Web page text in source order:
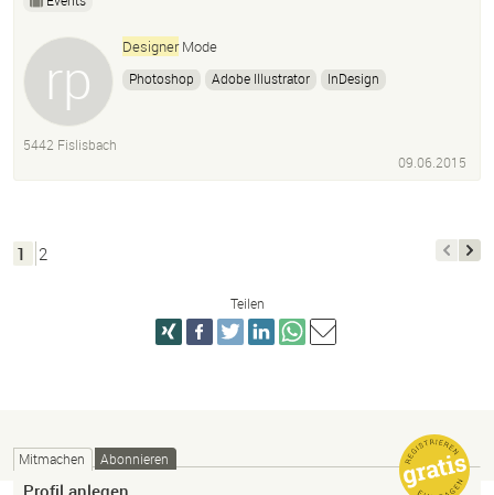
DesignerMode
Photoshop Adobe Illustrator
InDesign
5442 Fislisbach
09.06.2015
1 2
Teilen
Mitmachen Abonnieren